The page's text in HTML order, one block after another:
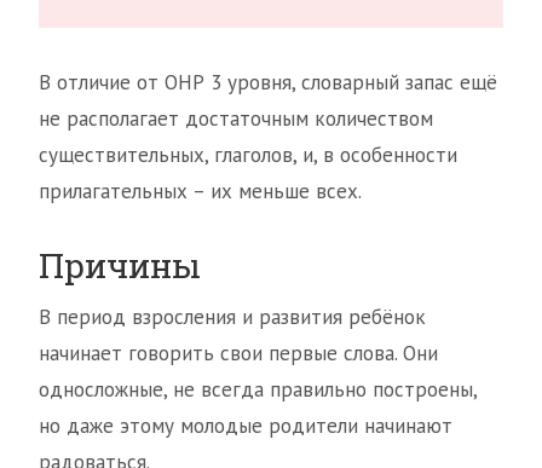
В отличие от ОНР 3 уровня, словарный запас ещё
не располагает достаточным количеством
существительных, глаголов, и, в особенности
прилагательных – их меньше всех.
Причины
В период взросления и развития ребёнок
начинает говорить свои первые слова. Они
односложные, не всегда правильно построены,
но даже этому молодые родители начинают
радоваться.